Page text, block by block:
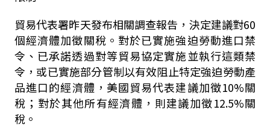
貿易代表署昨天發布相關調查報告，決定建議對60
個經濟體加徵關稅。對於已實施強迫勞動進口禁
令、已承諾透過對等貿易協定實施並執行這類禁
令，或已實施部分管制以有效阻止特定強迫勞動產
品進口的經濟體，美國貿易代表建議加徵10%關
稅；對於其他所有經濟體，則建議加徵12.5%關
稅。